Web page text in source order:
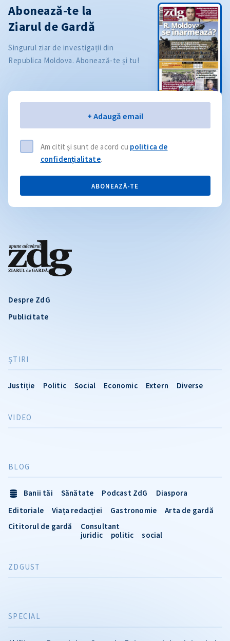
Despre ZdG
Publicitate
ŞTIRI
Justiție Politic Social Economic Extern Diverse
VIDEO
SPECIAL
BLOG
Banii tăi Sănătate Podcast ZdG
Diaspora
Editoriale
Viața redacției Gastronomie
Arta de gardă
Cititorul de gardă
Consultant
juridic
politic social
ZDGUST
Abonează-te la
Ziarul de Gardă
Singurul ziar de investigații din
Republica Moldova. Abonează-te și tu!
+ Adaugă email
Am citit și sunt de acord cu politica de
confidențialitate.
ABONEAZĂ-TE